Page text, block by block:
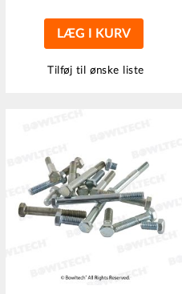
LÆG I KURV
Tilføj til ønske liste